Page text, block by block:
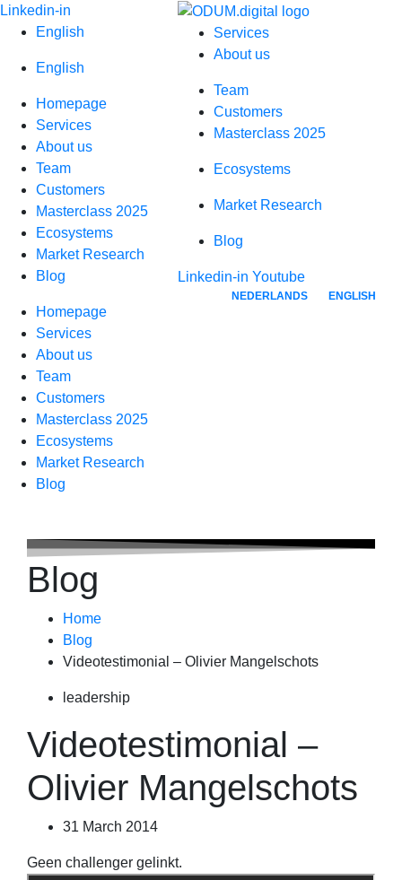
Skip
Services
About us
Team
Customers
Masterclass 2025
Ecosystems
Market Research
Blog
Linkedin-in Youtube
NEDERLANDS ENGLISH
Linkedin-in
English
English
Homepage
Services
About us
Team
Customers
Masterclass 2025
Ecosystems
Market Research
Blog
Homepage
Services
About us
Team
Customers
Masterclass 2025
Ecosystems
Market Research
Blog
Blog
Home
Blog
Videotestimonial – Olivier Mangelschots
leadership
Videotestimonial –
Olivier Mangelschots
31 March 2014
Geen challenger gelinkt.